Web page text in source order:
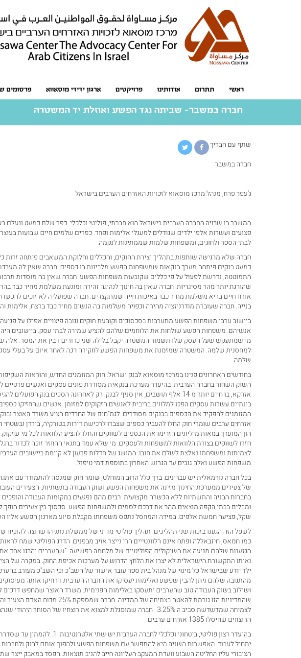
ראשי תתרום אודותינו פרויקטים ארגון ידידי מוסאווא פרסומים
חברה במשבר- שביתה נגד הפשע ואוזלת יד המשטרה
שתף עם חבריך
חברה במשבר
ג'עפר פרח, מנהל מרכז מוסאוא לזכויות האזרחים הערבים בישראל
פצועים ועשרות אלפי ילדים שגודלים למעגלי אלימות ופחד. כפרים שלמים חיים שבועות
לבתי הספר ולחוגים, ומשפחות שלמות שממתינות לנקמה.
חברה שלא מרגישה שותפות בתהליך יצירת החוקים, והכללים וחלוקת המשאבים פיתחה זרות
כמעט בנקים פיתחה מערך בנקאות שמשפחות הפשע מלבינות בו כספים. חברה שאין לה
התמוטטה, נדרשת לפעול על פי כללים שקובעות משפחות הפשע. חברה שאין בה מוסדות
שהורגת יותר מהר מסיגריות. חברה שאין בה חינוך לנהיגה זהירה ומונעת משלמת מחיר כבר
אורח חיים בריא משלמת מחיר כבר באיכות חייה שמתקצרים. חברה שפועליה לא זוכים
בנייה. חברה שעוברת מודרניזציה מהירה וכפויה משלמות בה הנשים מחיר כבד ברצח, אלימות
ביישוב ערבי משפחות הפשע מתערבות בסכסוכים וקובעת חוקים וגובה פיצויים אפילו על
אנשיהם. משפחות הפשע שולחות את הלוחמים שלהם להציע שמירה לבתי עסק. ביישובים
מי שמתעקש שעל העסק שלו תשמור המשטרה יקבל בלילה שני כדורים ויבין את המסר. אלה
למחסנית שלמה. המשטרה שמזמנת את משפחות הפשע לחקירה רכה לאחר איום על בעלי
שלמה.
בחודשים האחרונים פנינו במרכז מוסאוא לבנק ישראל. חוק המזומנים החדש, והוראות
השוק השחור בחברה הערבית. בהיעדר מערכת בנקאית מסודרת פונים עסקים ואנשים פרטיים
אזרקא, בו חיים יותר מ 14 אלף תושבים, אין סניף לבנק. רק לאחרונה הסכים בנק
בינתיים עשרות עסקים הפכו למלווים בריבית לאנשים הזקוקים למזומן. אנשים שהחזיקו
המזומנים להפקיד את הכספים בבנקים מסודרים. לגמ"חים של החרדים הציע משרד האוצר
אזרחים ערבים שומרי חוק החלו להעביר כספים שצברו לרכישת דירות בטורקיה, בירדן
הון המוערך במאות מיליונים הזרימו את הכספים לשווקים והחלו להציע הלוואות לכל מי
חזרו לשווקים בצורת הלוואות למשפחות ולעסקים. מי שלא עמד בתנאי ההחזר זוכה לכדור
לצמיתות ומשפחתו נאלצת לשלם את חובו. המושג של חדלות פרעון לא קיימת ביישובים
משפחות הפשע ואלה גובים עד הגרוש האחרון בתוספת דמי טיפול.
בכל חברה נורמאלית יש עברינים. ברך כלל הרוב המוחלט, שומר חוק שמנסה להתמודד עם
של צעירים ממערכת החינוך מזינה את משפחות הפשע ושוק העבודה בתשתיות. הצעירים
בחברות הבניה והתשתיות ללא הכשרה מקצועית. רבים מהם נפגעים במקומות העבודה
שקל, פציעה חמשת אלפים. במידה והמחסל נתפס משפחתו מקבלת סיוע מארגון הפשע אליו
לשפל הזה הגענו בזכות שני תהליכים. תהליך פוליטי מדיני של ממשלת נתניהו שרוצה
כמו חמאס, חיזבאללה ופתח אינם רלוונטייים הרי נייצר אויב מבפנים. הדרג הפוליטי שמח
הגזענות שלהם מניעה את השיקולים הפוליטיים של מלחמה בפשיעה. "שהערבים יהרגו אחד
ואיתו התקשורת הישראלית לא יצרו את הלחץ הדרוש על מערכות אכיפת החוק. במקרה של
ילד יודע שבישראל כל מינוי של מנהל בית ספר עובר אישור של השב"כ וכי השב"כ מעורב
מהתגובה שלהם ניתן להבין שפשע ואלימות יעסיקו את החברה הערבית וירחיקו אותה
ושילוב בשוק העבודה טוב שהערבים יתעסקו באלימות הפנימית. משרד האוצר שמחפש דרכים
שהמדיניות הזו גורמת להאטה בצמיחה של
לצמיחה שמדשדשת סביב ה 3.25% . חברה שמוסגלת למצוא את רוצחיו של
הרוצחים שחיסלו 1385 אזרחים ערבים.
בהיעדר רצון פוליטי, ביטחוני וכלכלי
יתחיל לעבוד. האפשרות השניה היא להתפשר עם משפחות הפשע ולהפוך אותם לבנק
הציבורי עליו החליטה השבוע וועדת המעקב העליונה חייב להניב תוצאות. הפסד במאבק ייצר